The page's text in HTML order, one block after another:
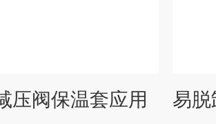
压阀保温套应用